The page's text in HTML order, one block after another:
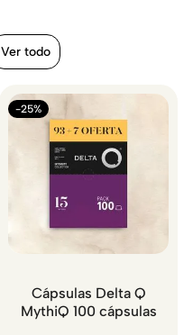
Ver todo
-25%
Cápsulas Delta Q
MythiQ 100 cápsulas